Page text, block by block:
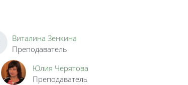
Виталина Зенкина
Преподаватель
Юлия Черятова
Преподаватель